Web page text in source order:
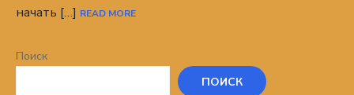
начать […] READ MORE
Поиск
ПОИСК